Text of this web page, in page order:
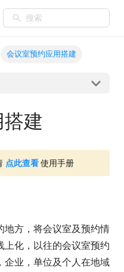
搜索
会议室预约应用搭建
建
点此查看使用手册
地方，将会议室及预约情
上化，以往的会议室预约
企业，单位及个人在地域